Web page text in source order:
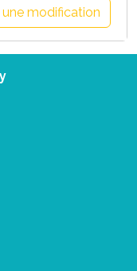
une modification